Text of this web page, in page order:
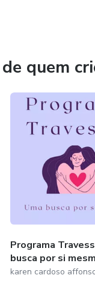
quem
Programa
busca por si
karen cardoso